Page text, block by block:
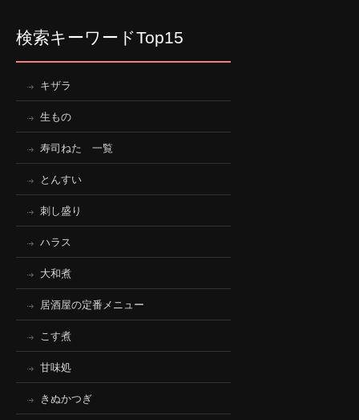
検索キーワードTop15
キザラ
生もの
寿司ねた 一覧
とんすい
刺し盛り
ハラス
大和煮
居酒屋の定番メニュー
こす煮
甘味処
きぬかつぎ